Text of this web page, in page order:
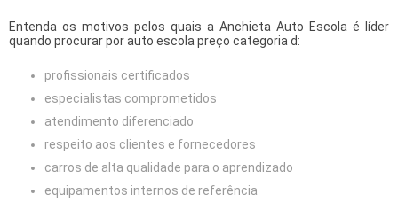
Entenda os motivos pelos quais a Anchieta Auto Escola é líder
quando procurar porauto escola preço categoria d:
profissionais certificados
especialistas comprometidos
atendimento diferenciado
respeito aos clientes e fornecedores
carros de alta qualidade para o aprendizado
equipamentos internos de referência